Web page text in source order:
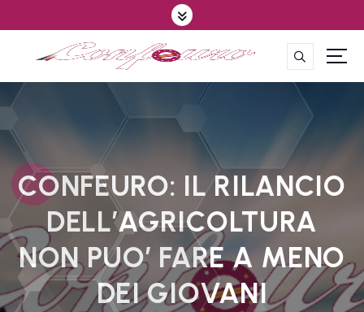
k
t
t
CONFEURO: IL RILANCIO
DELL’AGRICOLTURA
NON PUO’ FARE A MENO
DEI GIOVANI